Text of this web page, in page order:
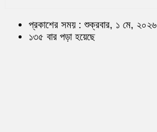
প্রকাশের সময় : শুক্রবার, ১ মে, ২০২৬
১৩৫ বার পড়া হয়েছে